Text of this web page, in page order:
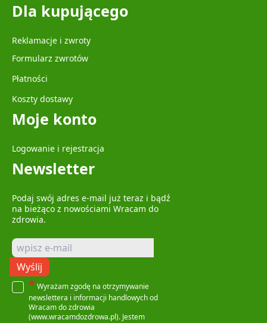
Dla kupującego
Reklamacje i zwroty
Formularz zwrotów
Płatności
Koszty dostawy
Moje konto
Logowanie i rejestracja
Newsletter
Podaj swój adres e-mail już teraz i bądź
na bieżąco z nowościami Wracam do
zdrowia.
Wyślij
* Wyrażam zgodę na otrzymywanie
newslettera i informacji handlowych od
Wracam do zdrowia
(www.wracamdozdrowa.pl). Jestem